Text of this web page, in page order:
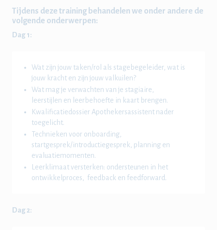
Tijdens deze training behandelen we onder andere de
volgende onderwerpen:
Dag 1:
Wat zijn jouw taken/rol als stagebegeleider, wat is
jouw kracht en zijn jouw valkuilen?
Wat mag je verwachten van je stagiaire,
leerstijlen en leerbehoefte in kaart brengen.
Kwalificatiedossier Apothekersassistent nader
toegelicht.
Technieken voor onboarding,
startgesprek/introductiegesprek, planning en
evaluatiemomenten.
Leerklimaat versterken: ondersteunen in het
ontwikkelproces, feedback en feedforward.
Dag 2: